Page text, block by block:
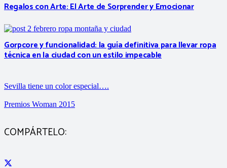
Regalos con Arte: El Arte de Sorprender y Emocionar
Gorpcore y funcionalidad: la guía definitiva para llevar ropa
técnica en la ciudad con un estilo impecable
Sevilla tiene un color especial….
Premios Woman 2015
COMPÁRTELO: